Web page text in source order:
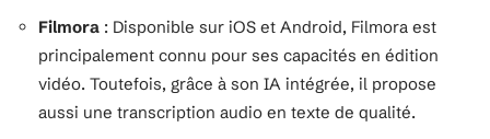
Filmora : Disponible sur iOS et Android, Filmora est
principalement connu pour ses capacités en édition
vidéo. Toutefois, grâce à son IA intégrée, il propose
aussi une transcription audio en texte de qualité.